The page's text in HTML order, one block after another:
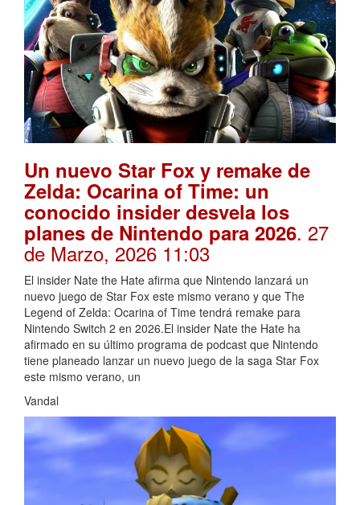
Un nuevo Star Fox y remake de
Zelda: Ocarina of Time: un
conocido insider desvela los
planes de Nintendo para 2026. 27
de Marzo, 2026 11:03
El insider Nate the Hate afirma que Nintendo lanzará un
nuevo juego de Star Fox este mismo verano y que The
Legend of Zelda: Ocarina of Time tendrá remake para
Nintendo Switch 2 en 2026.El insider Nate the Hate ha
afirmado en su último programa de podcast que Nintendo
tiene planeado lanzar un nuevo juego de la saga Star Fox
este mismo verano, un
Vandal